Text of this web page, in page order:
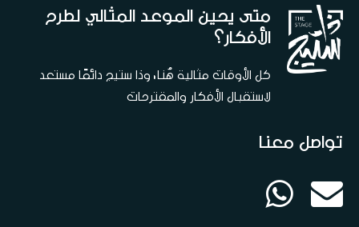
متى يحين الموعد المثالي لطرح
الأفكار؟
كل الأوقات مثالية هُنا، وذا ستيج دائمًا مستعد
لاستقبال الأفكار والمقترحات
تواصل معنا